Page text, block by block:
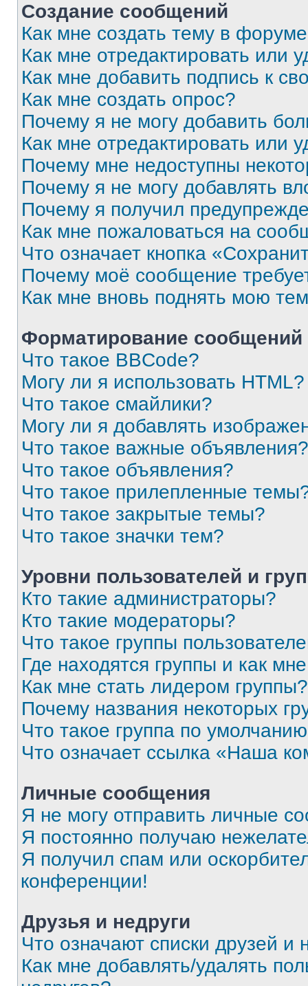
Создание сообщений
Как мне создать тему в
Как мне отредактировать или
Как мне добавить подпись к
Как мне создать опрос?
Почему я не могу добавить
Как мне отредактировать или
Почему мне недоступны
Почему я не могу добавлять
Почему я получил
Как мне пожаловаться на
Что означает кнопка
Почему моё сообщение
Как мне вновь поднять мою
Форматирование
Что такое BBCode?
Могу ли я использовать HTML?
Что такое смайлики?
Могу ли я добавлять
Что такое важные объявления?
Что такое объявления?
Что такое прилепленные
Что такое закрытые темы?
Что такое значки тем?
Уровни пользователей и
Кто такие администраторы?
Кто такие модераторы?
Что такое группы
Где находятся группы и как
Как мне стать лидером группы?
Почему названия некоторых
Что такое группа по
Что означает ссылка «Наша
Личные сообщения
Я не могу отправить личные
Я постоянно получаю
Я получил спам или
конференции!
Друзья и недруги
Что означают списки друзей и
Как мне добавлять/удалять